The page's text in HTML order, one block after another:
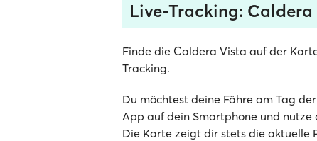
Live-Tracking: Caldera
Finde die Caldera Vista auf der
Tracking.
Du möchtest deine Fähre am Tag
App auf dein Smartphone und nutze
Die Karte zeigt dir stets die aktuelle